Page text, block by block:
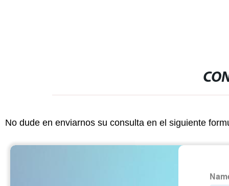
No dude en enviarnos su consulta en el siguiente